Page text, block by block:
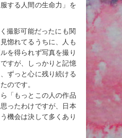
する人間の生命力」を
撮影可能だったにも関
惚れてるうちに、人も
を得られず写真を撮り
すが、しっかりと記憶
ずっと心に残り続ける
のです。
「もっとこの人の作品
ったわけですが、日本
機会は決して多くあり